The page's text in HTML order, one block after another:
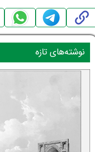
نوشته‌های تازه